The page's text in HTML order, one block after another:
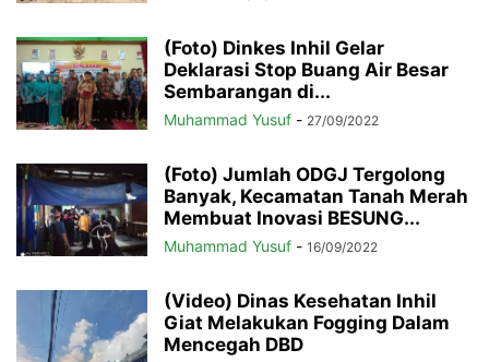
(Foto) Dinkes Inhil Gelar
Deklarasi Stop Buang Air Besar
Sembarangan di...
Muhammad Yusuf - 27/09/2022
(Foto) Jumlah ODGJ Tergolong
Banyak, Kecamatan Tanah Merah
Membuat Inovasi BESUNG...
Muhammad Yusuf - 16/09/2022
(Video) Dinas Kesehatan Inhil
Giat Melakukan Fogging Dalam
Mencegah DBD